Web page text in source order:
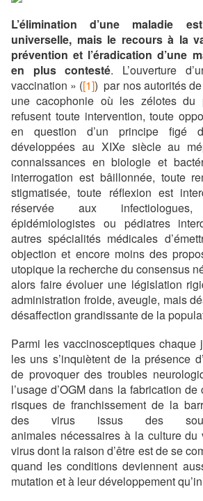
L’élimination d’une maladie
universelle, mais le recours à la
prévention et l’éradication d’une
en plus contesté. L’ouverture
vaccination » ([1]) par nos autorités
une cacophonie où les zélotes du
refusent toute intervention, toute
en question d’un principe figé
développées au XIXe siècle au
connaissances en biologie et
interrogation est bâillonnée, toute
stigmatisée, toute réflexion est
réservée aux infectiologues,
épidémiologistes ou pédiatres
autres spécialités médicales
objection et encore moins des
utopique la recherche du consensus
alors faire évoluer une législation
administration froide, aveugle, mais
désaffection grandissante de la
Parmi les vaccinosceptiques chaque
les uns s’inquiètent de la présence
de provoquer des troubles
l’usage d’OGM dans la fabrication
risques de franchissement de la
des virus issus des
animales nécessaires à la culture du
virus dont la raison d’être est de se
quand les conditions deviennent
mutation et à leur développement